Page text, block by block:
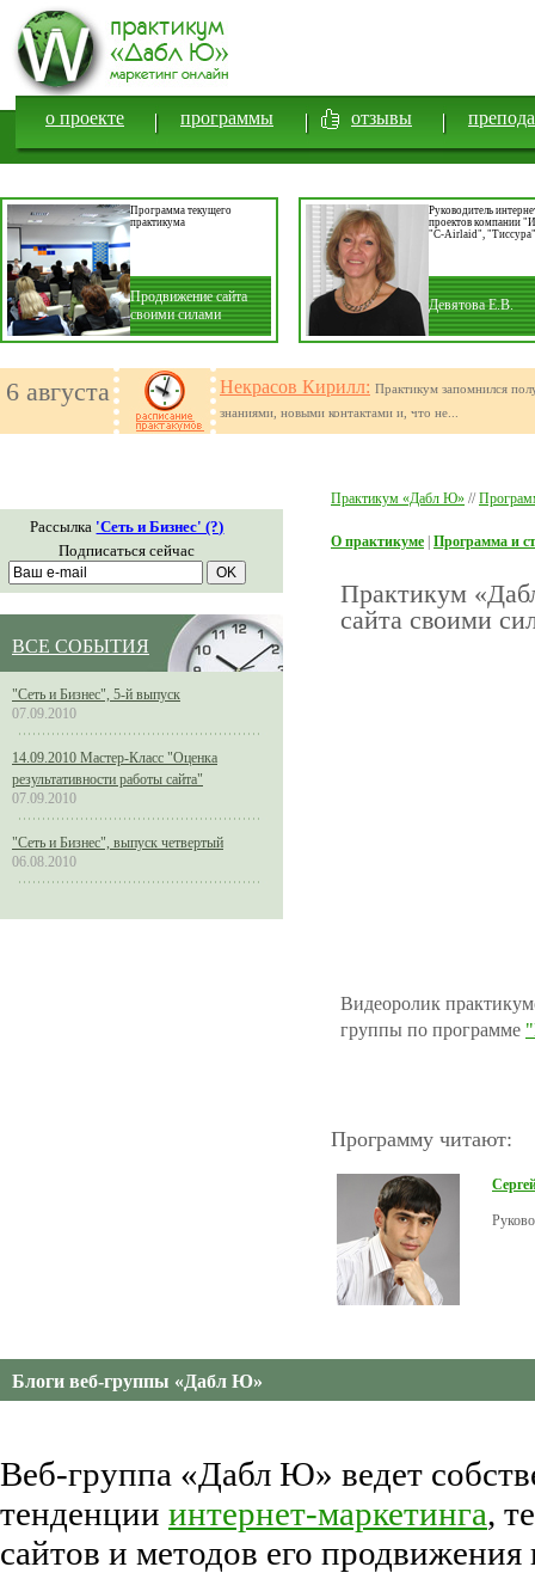
о проекте программы отзывы
Программа текущего
практикума
Продвижение сайта
своими силами
Руководитель
проектов компании
"С-Airlaid", "Тиссура"
Девятова Е.В.
6 августа Некрасов Кирилл: Практикум запомнился
знаниями, новыми контактами и, что не...
Рассылка 'Сеть и Бизнес' (?)
Подписаться сейчас
ВСЕ СОБЫТИЯ
"Сеть и Бизнес", 5-й выпуск
07.09.2010
14.09.2010 Мастер-Класс "Оценка
результативности работы сайта"
07.09.2010
"Сеть и Бизнес", выпуск четвертый
06.08.2010
Практикум «Дабл Ю» //
О практикуме Программа и
Практикум
сайта своими
Видеоролик
группы по программе
Программу читают:
Блоги веб-группы «Дабл Ю»
Веб-группа «Дабл Ю» ведет
тенденции интернет-маркетинга,
сайтов и методов его продвижения